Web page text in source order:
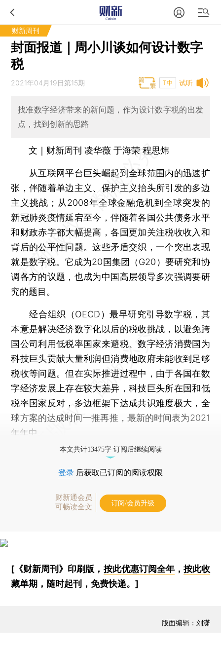
财新周刊
封面报道｜周小川谈如何设计数字
税
试听
2021年04月19日第15期 T中
找准数字经济带来的新问题，作为设计数字税的出发
点，找到创新的思路
文｜财新周刊 凌华薇 于海荣 程思炜
从互联网平台巨头崛起到全球范围内的迅速扩
张，伴随着单边主义、保护主义抬头所引发的多边
主义挑战；从2008年全球金融危机到全球突发的
新冠肺炎疫情延宕至今，伴随着各国公共债务水平
和财政赤字都大幅提高，各国更加关注税收收入和
背后的公平性问题。这些矛盾交织，一个突出表现
就是数字税。它成为20国集团（G20）要研究和协
调各方的议题，也成为中国高层领导多次强调要研
究的题目。
经合组织（OECD）最早研究引导数字税，其
本意是解决经济数字化以后的税收挑战，以避免跨
国公司利用低税率国家来避税、数字经济消费国为
科技巨头贡献大量利润但消费地政府未能收到足够
税收等问题。但在实际推进过程中，由于各国在数
字经济发展上存在较大差异，科技巨头所在国和低
税率国家反对，多边框架下达成共识难度极大，全
球方案的达成时间一推再推，最新的时间表为2021
年年中。
本文共计13475字 订阅后继续阅读
登录 后获取已订阅的阅读权限
财新通会员
可畅读全文
订阅/会员升级
[《财新周刊》印刷版， 按此优惠订阅全年， 按此收
藏单期 ，随时起刊，免费快递。]
版面编辑：刘潇